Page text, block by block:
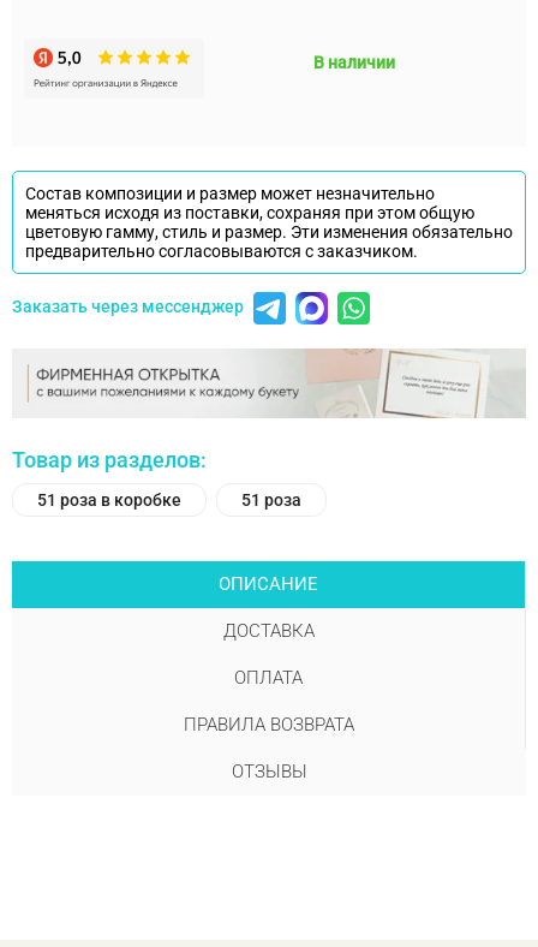
В наличии
Состав композиции и размер может незначительно
меняться исходя из поставки, сохраняя при этом общую
цветовую гамму, стиль и размер. Эти изменения обязательно
предварительно согласовываются с заказчиком.
Заказать через мессенджер
Товар из разделов:
51 роза в коробке 51 роза
ОПИСАНИЕ
ДОСТАВКА
ОПЛАТА
ПРАВИЛА ВОЗВРАТА
ОТЗЫВЫ